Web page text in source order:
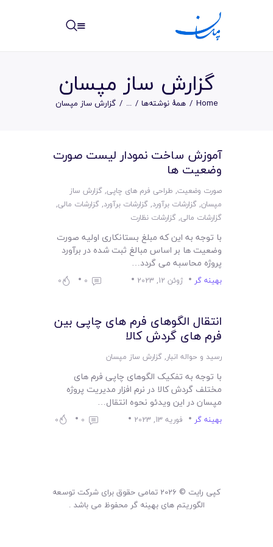
گزارش ساز مپسان
Home همهٔ نوشته‌ها ... گزارش ساز مپسان
نوشته ها
مرکز آموزش
امکانات
سیستم ها
لیست قیمت محصولات
آموزش ساخت نمودار لیست صورت
وضعیت ها
صورت وضعیت, طراحی فرم های چاپی,گزارش ساز
مپسان,گزارشات برآورد,گزارشات برآورد,گزارشات مالی,
گزارشات مالی,گزارشات نظارت
با توجه به این که مبلغ بستانکاری اولیه صورت
وضعیت ها بر اساس مبالغ ثبت شده در برآورد
پروژه محاسبه می گردد…
بهینه گر ژوئن 12, 2023 0
0
انتقال الگوهای فرم های چاپی بین
فرم های گردش کالا
رسید و حواله انبار,گزارش ساز مپسان
با توجه به تفکیک الگوهای چاپی فرم های
مختلف گردش کالا در نرم افزار مدیریت پروژه
مپسان در این ویدئو نحوه انتقال…
بهینه گر فوریه 13, 2023 0
0
کپی رایت © 2026 تمامی حقوق برای شرکت توسعه
الگوریتم های بهینه گر محفوظ می باشد .